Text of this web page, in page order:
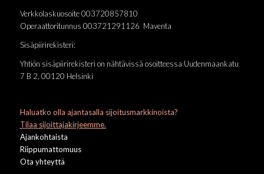
Verkkolaskuosoite 003720857810
Operaattoritunnus 003721291126 Maventa
Sisäpiirirekisteri:
Yhtiön sisäpiirirekisteri on nähtävissä osoitteessa Uudenmaankatu
7 B 2, 00120 Helsinki
Haluatko olla ajantasalla sijoitusmarkkinoista?
Tilaa sijoittajakirjeemme.
Ajankohtaista
Riippumattomuus
Ota yhteyttä